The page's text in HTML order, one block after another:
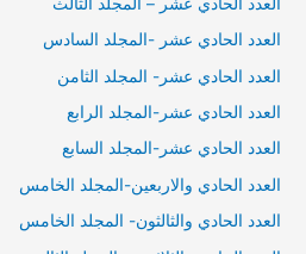
العدد الحادي عشر -المجلد السادس
العدد الحادي عشر- المجلد الثامن
العدد الحادي عشر-المجلد الرابع
العدد الحادي عشر-المجلد السابع
العدد الحادي والاربعين-المجلد الخامس
العدد الحادي والثالثون- المجلد الخامس